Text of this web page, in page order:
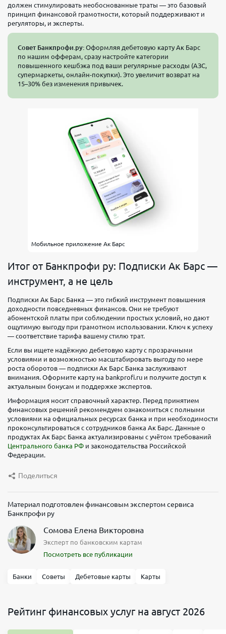
должен стимулировать необоснованные траты — это базовый
принцип финансовой грамотности, который поддерживают и
регуляторы, и эксперты.
Совет Банкпрофи.ру: Оформляя дебетовую карту Ак Барс
по нашим офферам, сразу настройте категории
повышенного кешбэка под ваши регулярные расходы (АЗС,
супермаркеты, онлайн-покупки). Это увеличит возврат на
15–30% без изменения привычек.
Мобильное приложение Ак Барс
Итог от Банкпрофи ру: Подписки Ак Барс —
инструмент, а не цель
Подписки Ак Барс Банка — это гибкий инструмент повышения
доходности повседневных финансов. Они не требуют
абонентской платы при соблюдении простых условий, но дают
ощутимую выгоду при грамотном использовании. Ключ к успеху
— соответствие тарифа вашему стилю трат.
Если вы ищете надёжную дебетовую карту с прозрачными
условиями и возможностью масштабировать выгоду по мере
роста оборотов — подписки Ак Барс Банка заслуживают
внимания. Оформите карту на bankprofi.ru и получите доступ к
актуальным бонусам и поддержке экспертов.
Информация носит справочный характер. Перед принятием
финансовых решений рекомендуем ознакомиться с полными
условиями на официальных ресурсах банка и при необходимости
проконсультироваться с сотрудников банка Ак Барс. Данные о
продуктах Ак Барс Банка актуализированы с учётом требований
Центрального банка РФ и законодательства Российской
Федерации.
Поделиться
Материал подготовлен финансовым экспертом сервиса
Банкпрофи ру
Сомова Елена Викторовна
Эксперт по банковским картам
Посмотреть все публикации
Банки Советы Дебетовые карты Карты
Рейтинг финансовых услуг на август 2026